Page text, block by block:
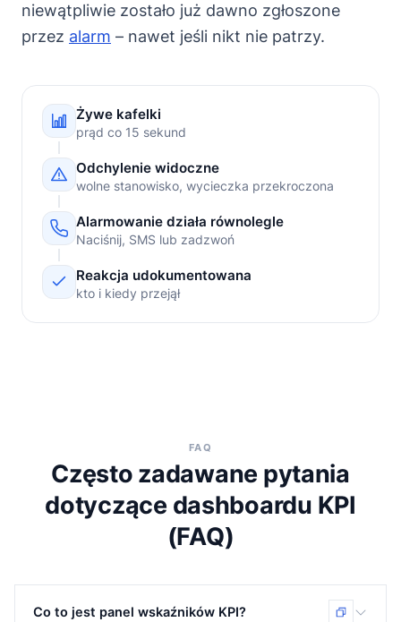
niewątpliwie zostało już dawno zgłoszone
przez alarm – nawet jeśli nikt nie patrzy.
Żywe kafelki
prąd co 15 sekund
Odchylenie widoczne
wolne stanowisko, wycieczka przekroczona
Alarmowanie działa równolegle
Naciśnij, SMS lub zadzwoń
Reakcja udokumentowana
kto i kiedy przejął
FAQ
Często zadawane pytania
dotyczące dashboardu KPI
(FAQ)
Co to jest panel wskaźników KPI?